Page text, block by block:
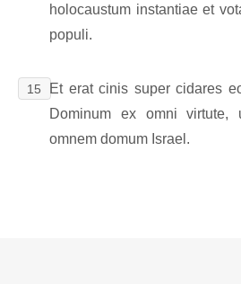
holocaustum instantiae et
populi.
15
Et erat cinis super cidares
Dominum ex omni virtute,
omnem domum Israel.